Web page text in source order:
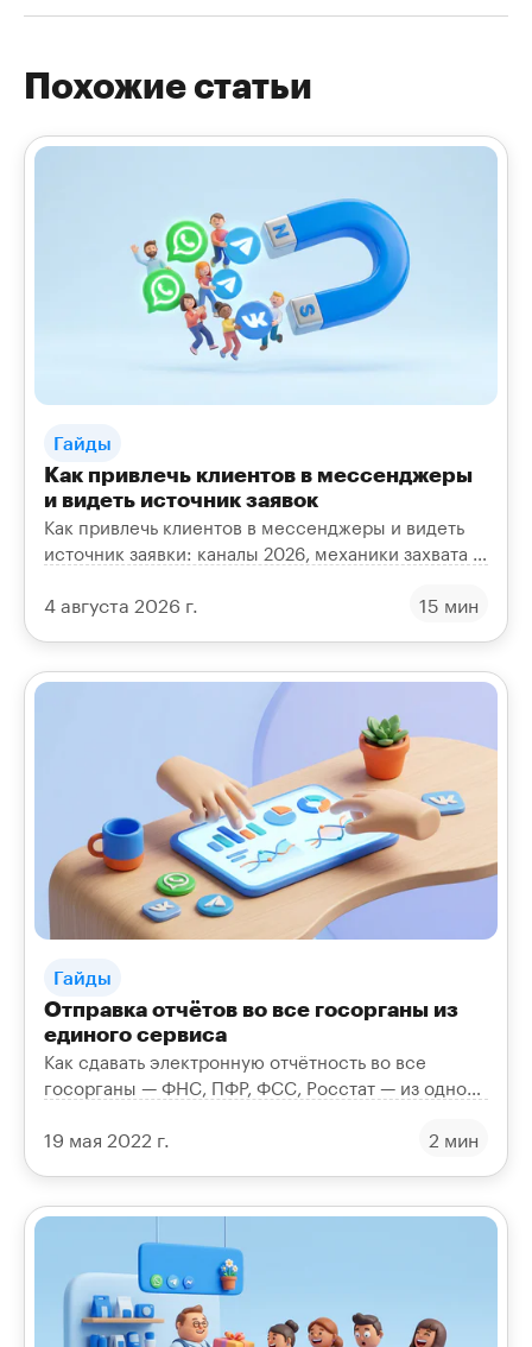
Похожие статьи
Гайды
Как привлечь клиентов в мессенджеры
и видеть источник заявок
Как привлечь клиентов в мессенджеры и видеть
источник заявки: каналы 2026, механики захвата в
окупаемости.
4 августа 2026 г. 15 мин
Гайды
Отправка отчётов во все госорганы из
единого сервиса
Как сдавать электронную отчётность во все
госорганы — ФНС, ПФР, ФСС, Росстат — из одного
рутины.
19 мая 2022 г. 2 мин